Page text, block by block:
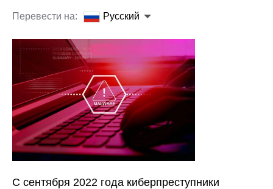
Перевести на: Русский
С сентября 2022 года киберпреступники